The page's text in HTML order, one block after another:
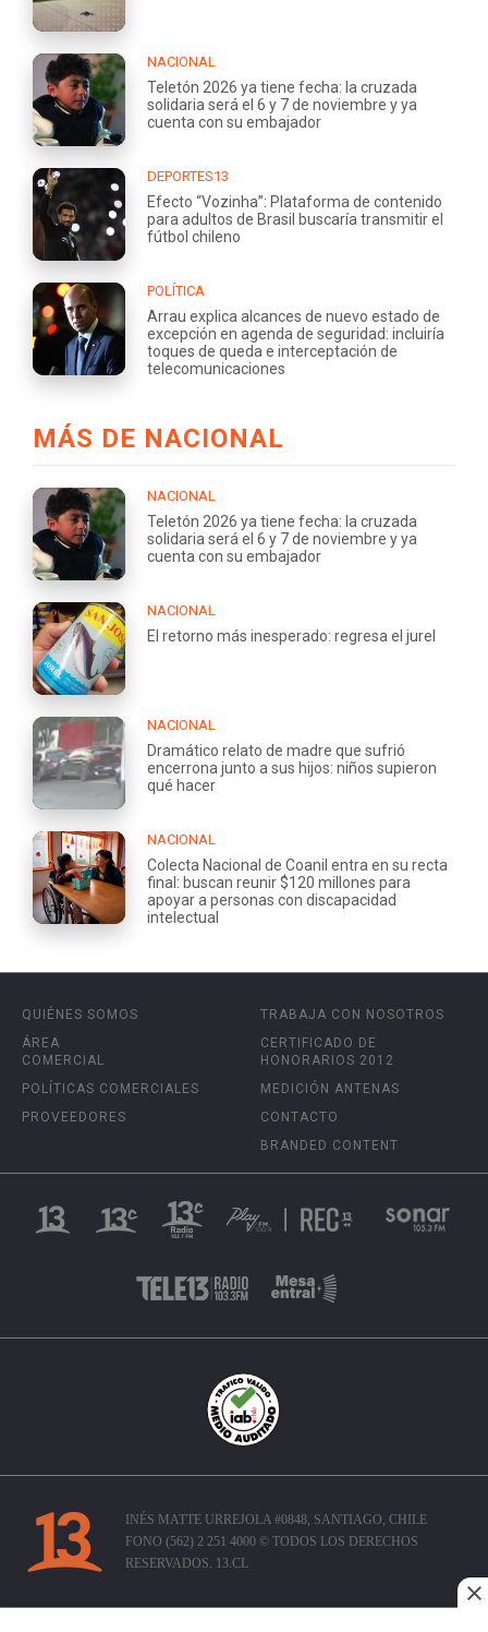
NACIONAL
Teletón 2026 ya tiene fecha: la cruzada
solidaria será el 6 y 7 de noviembre y ya
cuenta con su embajador
DEPORTES13
Efecto “Vozinha”: Plataforma de contenido
para adultos de Brasil buscaría transmitir el
fútbol chileno
POLÍTICA
Arrau explica alcances de nuevo estado de
excepción en agenda de seguridad: incluiría
toques de queda e interceptación de
telecomunicaciones
MÁS DE NACIONAL
NACIONAL
Teletón 2026 ya tiene fecha: la cruzada
solidaria será el 6 y 7 de noviembre y ya
cuenta con su embajador
NACIONAL
El retorno más inesperado: regresa el jurel
NACIONAL
Dramático relato de madre que sufrió
encerrona junto a sus hijos: niños supieron
qué hacer
NACIONAL
Colecta Nacional de Coanil entra en su recta
final: buscan reunir $120 millones para
apoyar a personas con discapacidad
intelectual
QUIÉNES SOMOS
ÁREA
COMERCIAL
POLÍTICAS COMERCIALES
PROVEEDORES
TRABAJA CON NOSOTROS
CERTIFICADO DE
HONORARIOS 2012
MEDICIÓN ANTENAS
CONTACTO
BRANDED CONTENT
INÉS MATTE URREJOLA #0848, SANTIAGO, CHILE
FONO (562) 2 251 4000 © TODOS LOS DERECHOS
RESERVADOS. 13.CL